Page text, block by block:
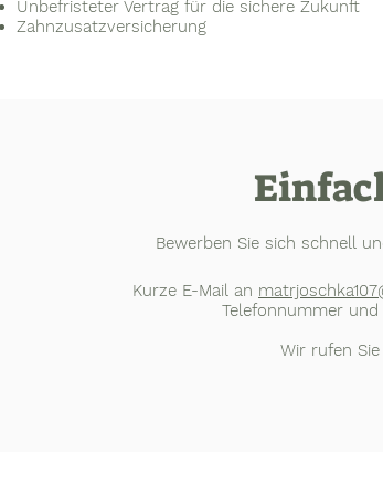
Unbefristeter Vertrag für die sichere Zukunft
Zahnzusatzversicherung
Bewerben Sie sich schnell
Kurze E-Mail an
Telefonnummer
Wir rufen